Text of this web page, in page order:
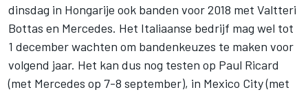
dinsdag in Hongarije ook banden voor 2018 met Valtteri
Bottas en Mercedes. Het Italiaanse bedrijf mag wel tot
1 december wachten om bandenkeuzes te maken voor
volgend jaar. Het kan dus nog testen op Paul Ricard
(met Mercedes op 7-8 september), in Mexico City (met